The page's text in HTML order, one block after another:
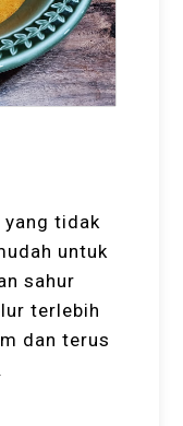
yang tidak
untuk
sahur
terlebih
dan terus